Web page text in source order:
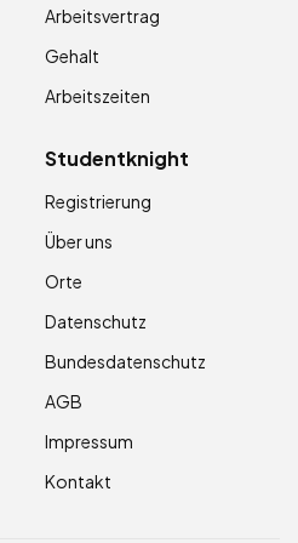
Arbeitsvertrag
Gehalt
Arbeitszeiten
Studentknight
Registrierung
Über uns
Orte
Datenschutz
Bundesdatenschutz
AGB
Impressum
Kontakt